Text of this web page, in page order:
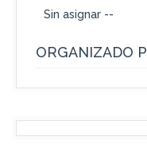
Sin asignar --
ORGANIZADO